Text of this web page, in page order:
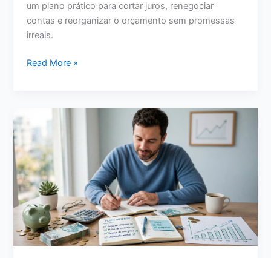
um plano prático para cortar juros, renegociar
contas e reorganizar o orçamento sem promessas
irreais.
Como
Dívidas
Ganhando
Pouco:
Plano
Realista
para
Retomar
o
Controle
Read More »